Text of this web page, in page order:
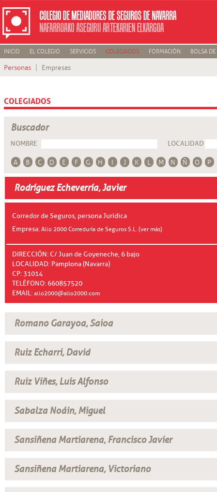
INICIO EL COLEGIO SERVICIOS COLEGIADOS FORMACIÓN BOLSA
Personas Empresas
COLEGIADOS
Buscador
NOMBRE LOCALIDAD
A B C D E F G H I J K L M N Ñ O P
Rodríguez Echeverría, Javier
Corredor de Seguros, persona Jurídica
Empresa:Allo 2000 Correduría de Seguros S.L. (ver más)
DIRECCIÓN: C/ Juan de Goyeneche, 6 bajo
LOCALIDAD: Pamplona (Navarra)
CP: 31014
TELÉFONO: 660857520
EMAIL:allo2000@allo2000.com
Romano Garayoa, Saioa
Ruiz Echarri, David
Ruiz Viñes, Luis Alfonso
Sabalza Noáin, Miguel
Sansiñena Martiarena, Francisco Javier
Sansiñena Martiarena, Victoriano